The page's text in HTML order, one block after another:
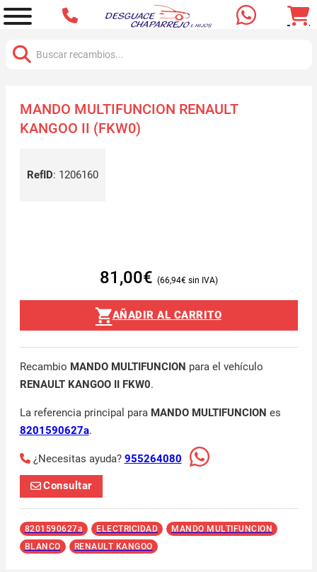
MANDO MULTIFUNCION RENAULT
KANGOO II (FKW0)
RefID: 1206160
81,00€ 66,94€
AÑADIR AL CARRITO
Recambio MANDO MULTIFUNCION para el vehículo
RENAULT KANGOO II FKW0.
La referencia principal para MANDO MULTIFUNCION es
8201590627a.
¿Necesitas ayuda? 955264080
Consultar
8201590627a ELECTRICIDAD
MANDO MULTIFUNCION
BLANCO
RENAULT KANGOO